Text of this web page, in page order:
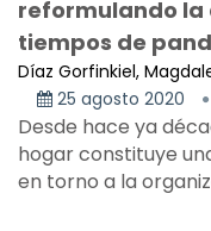
reformulando la
tiempos de
Díaz Gorfinkiel,
25 agosto 2020
Desde hace ya
hogar constituye
en torno a la